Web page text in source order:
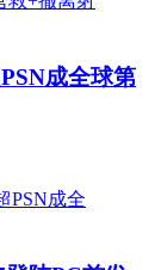
成全球第